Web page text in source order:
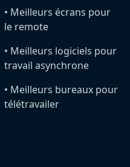
•️ Meilleurs écrans pour
le remote
•️ Meilleurs logiciels pour
travail asynchrone
•️ Meilleurs bureaux pour
télétravailer